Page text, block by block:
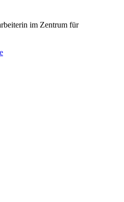
im Zentrum für